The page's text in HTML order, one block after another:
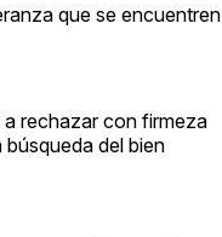
que se encuentren
rechazar con firmeza
del bien